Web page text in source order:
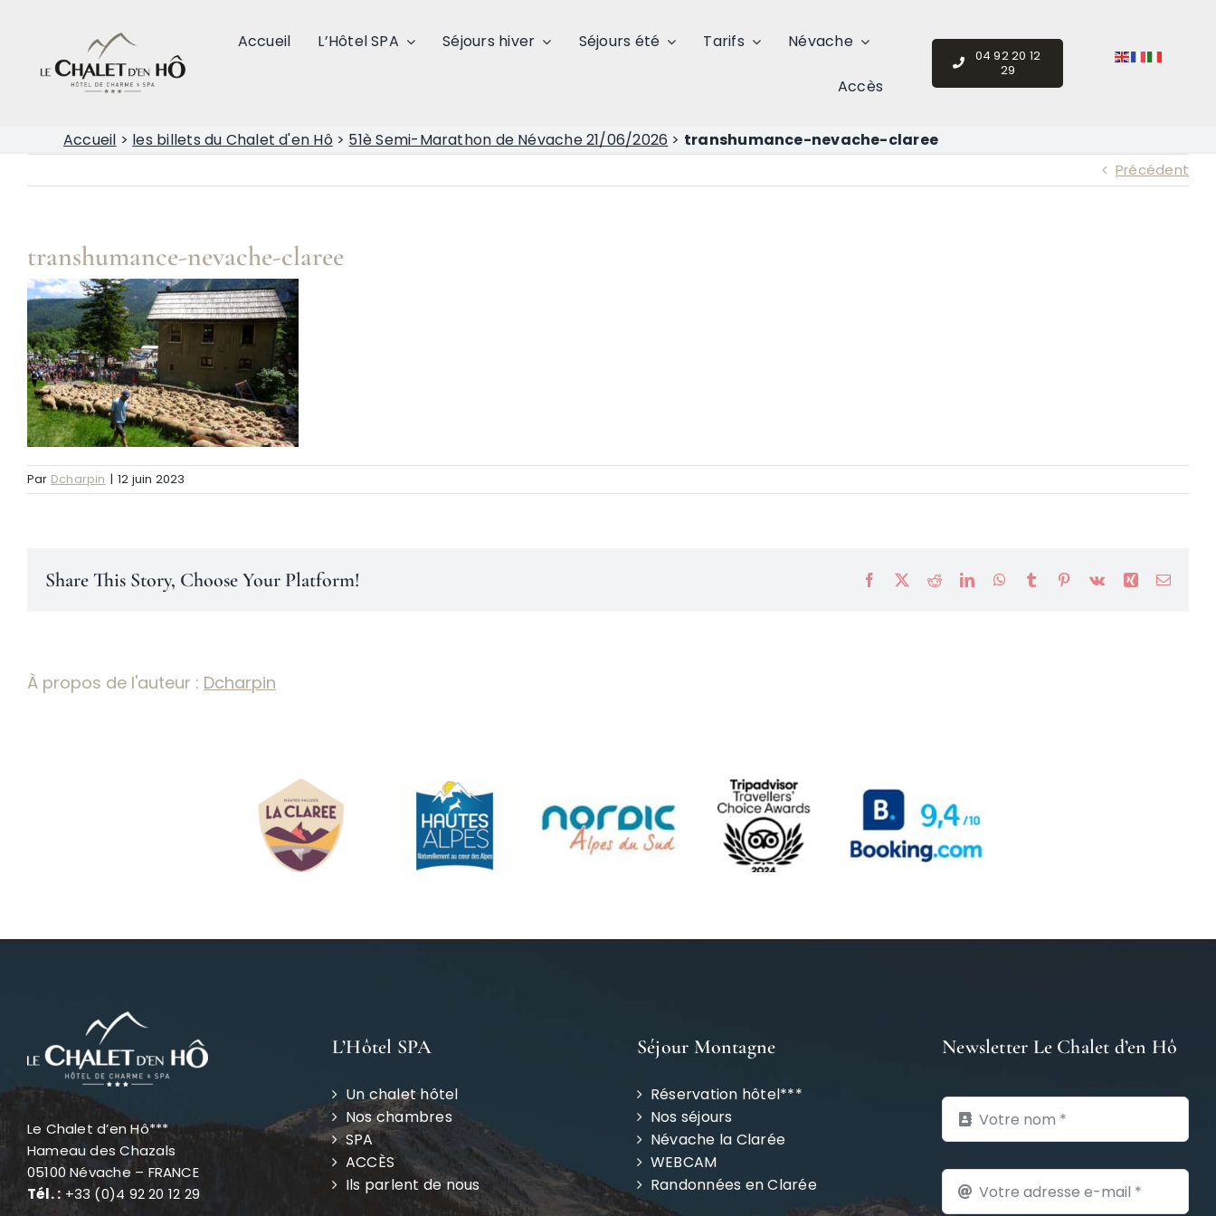
Accueil L’Hôtel SPA Séjours hiver Séjours été Tarifs Névache
Accès
04 92 20 12
29
Accueil > les billets du Chalet d'en Hô> 51è Semi-Marathon de Névache 21/06/2026 > transhumance-nevache-claree
Précédent
transhumance-nevache-claree
Par Dcharpin | 12 juin 2023
Share This Story, Choose Your Platform! Facebook RedditLinkedInWhatsApp
Tumblr Pinterest
Vk Xing Email
À propos de l'auteur : Dcharpin
Le Chalet d’en Hô***
Hameau des Chazals
05100 Névache – FRANCE
Tél. : +33 (0)4 92 20 12 29
L’Hôtel SPA
Un chalet hôtel
Nos chambres
SPA
ACCÈS
Ils parlent de nous
Séjour Montagne
Réservation hôtel***
Nos séjours
Névache la Clarée
WEBCAM
Randonnées en Clarée
Newsletter Le Chalet d’en Hô